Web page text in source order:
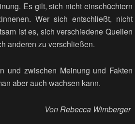
Es gilt, sich nicht einschüchtern
Wer sich entschließt, nicht
ist es, sich verschiedene Quellen
anderen zu verschließen.
und zwischen Meinung und Fakten
aber auch wachsen kann.
Von Rebecca Wimberger